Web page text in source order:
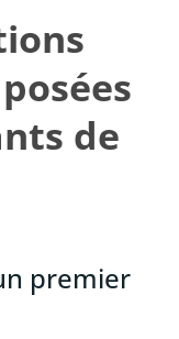
de
premier